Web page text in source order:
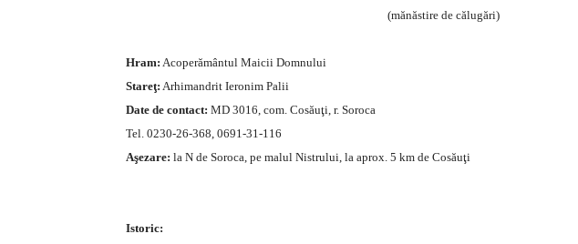
(mănăstire de călugări)
Hram: Acoperământul Maicii Domnului
Stareţ: Arhimandrit Ieronim Palii
Date de contact: MD 3016, com. Cosăuţi, r. Soroca
Tel. 0230-26-368, 0691-31-116
Aşezare: la N de Soroca, pe malul Nistrului, la aprox. 5 km de Cosăuţi
Istoric: